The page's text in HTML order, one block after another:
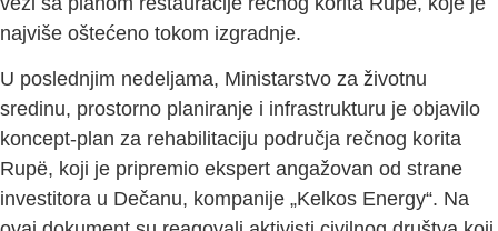
najviše oštećeno tokom izgradnje.
U poslednjim nedeljama, Ministarstvo za životnu
sredinu, prostorno planiranje i infrastrukturu je objavilo
koncept-plan za rehabilitaciju područja rečnog korita
Rupë, koji je pripremio ekspert angažovan od strane
investitora u Dečanu, kompanije „Kelkos Energy“. Na